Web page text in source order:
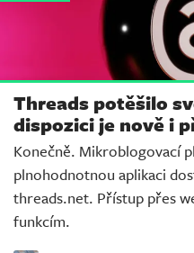
Threads potěšilo
dispozici je nově i
Konečně. Mikroblogovací
plnohodnotnou aplikaci
threads.net. Přístup přes
funkcím.